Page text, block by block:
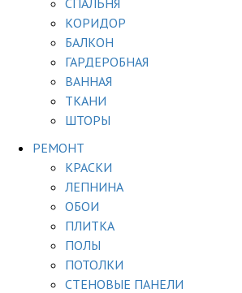
СПАЛЬНЯ
КОРИДОР
БАЛКОН
ГАРДЕРОБНАЯ
ВАННАЯ
ТКАНИ
ШТОРЫ
РЕМОНТ
КРАСКИ
ЛЕПНИНА
ОБОИ
ПЛИТКА
ПОЛЫ
ПОТОЛКИ
СТЕНОВЫЕ ПАНЕЛИ